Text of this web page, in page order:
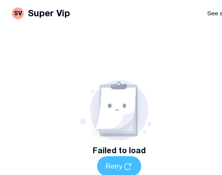
SV Super Vip See
Failed to load
Retry